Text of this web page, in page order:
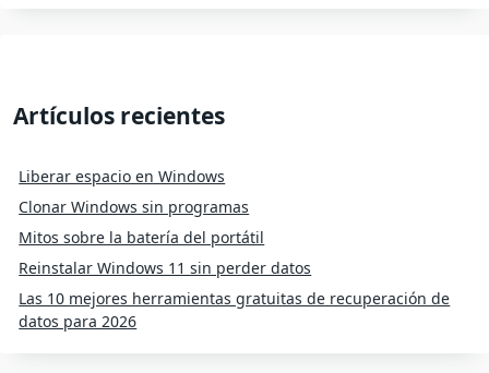
Artículos recientes
Liberar espacio en Windows
Clonar Windows sin programas
Mitos sobre la batería del portátil
Reinstalar Windows 11 sin perder datos
Las 10 mejores herramientas gratuitas de recuperación de
datos para 2026